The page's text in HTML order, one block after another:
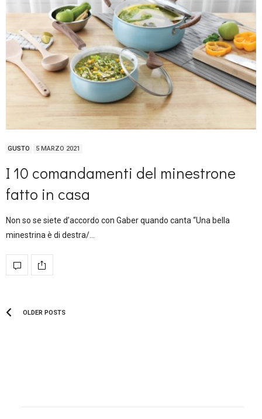
GUSTO 5 MARZO 2021
I 10 comandamenti del minestrone
fatto in casa
Non so se siete d’accordo con Gaber quando canta “Una bella
minestrina è di destra/…
OLDER POSTS